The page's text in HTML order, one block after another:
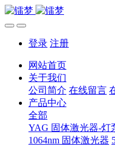
登录 注册
网站首页
关于我们
公司简介 在线留言
产品中心
全部
YAG 固体激光器-灯
1064nm 固体激光器